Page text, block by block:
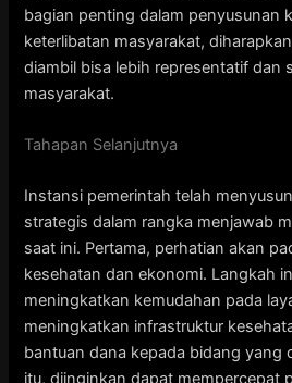
bagian penting dalam penyusunan
keterlibatan masyarakat,
diambil bisa lebih representatif dan
masyarakat.
Tahapan Selanjutnya
Instansi pemerintah telah
strategis dalam rangka menjawab
saat ini. Pertama, perhatian akan
kesehatan dan ekonomi. Langkah
meningkatkan kemudahan pada
meningkatkan infrastruktur
bantuan dana kepada bidang yang
itu, diinginkan dapat mempercepat